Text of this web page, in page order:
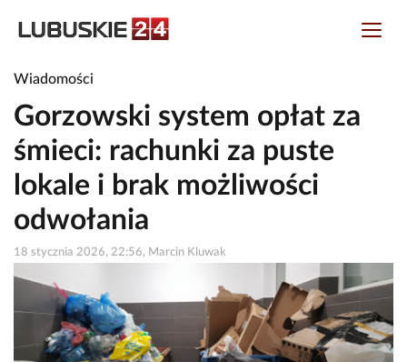
Wiadomości
Gorzowski system opłat za
śmieci: rachunki za puste
lokale i brak możliwości
odwołania
18 stycznia 2026, 22:56, Marcin Kluwak